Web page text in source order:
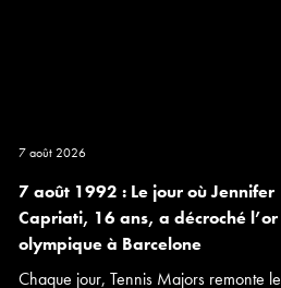
7 août 2026
7 août 1992 : Le jour où Jennifer
Capriati, 16 ans, a décroché l’or
olympique à Barcelone
Chaque jour, Tennis Majors remonte le